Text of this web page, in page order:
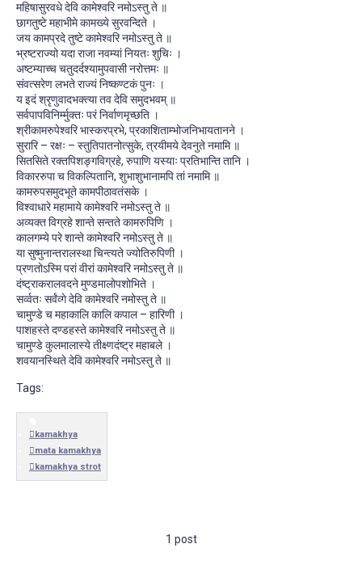
महिषासुरवधे देवि कामेश्वरि नमोऽस्तु ते ॥
छागतुष्टे महाभीमे कामख्ये सुरवन्दिते ।
जय कामप्रदे तुष्टे कामेश्वरि नमोऽस्तु ते ॥
भ्रष्टराज्यो यदा राजा नवम्यां नियतः शुचिः ।
अष्टम्याच्च चतुदर्दश्यामुपवासी नरोत्तमः ॥
संवत्सरेण लभते राज्यं निष्कण्टकं पुनः ।
य इदं श्रृणुवादभक्त्या तव देवि समुदभवम् ॥
सर्वपापविनिर्म्मुक्तः परं निर्वाणमृच्छति ।
श्रीकामरुपेश्वरि भास्करप्रभे, प्रकाशिताम्भोजनिभायतानने ।
सुरारि – रक्षः – स्तुतिपातनोत्सुके, त्रयीमये देवनुते नमामि ॥
सितसिते रक्तपिशङ्गविग्रहे, रुपाणि यस्याः प्रतिभान्ति तानि ।
विकाररुपा च विकल्पितानि, शुभाशुभानामपि तां नमामि ॥
कामरुपसमुदभूते कामपीठावतंसके ।
विश्वाधारे महामाये कामेश्वरि नमोऽस्तु ते ॥
अव्यक्त विग्रहे शान्ते सन्तते कामरुपिणि ।
कालगम्ये परे शान्ते कामेश्वरि नमोऽस्तु ते ॥
या सुष्मुनान्तरालस्था चिन्त्यते ज्योतिरुपिणी ।
प्रणतोऽस्मि परां वीरां कामेश्वरि नमोऽस्तु ते ॥
दंष्ट्राकरालवदने मुण्डमालोपशोभिते ।
सर्व्वतः सर्वंव्गे देवि कामेश्वरि नमोस्तु ते ॥
चामुण्डे च महाकालि कालि कपाल – हारिणी ।
पाशहस्ते दण्डहस्ते कामेश्वरि नमोऽस्तु ते ॥
चामुण्डे कुलमालास्ये तीक्ष्णदंष्ट्र महाबले ।
शवयानस्थिते देवि कामेश्वरि नमोऽस्तु ते ॥
Tags:
kamakhya
mata kamakhya
kamakhya strot
1 post